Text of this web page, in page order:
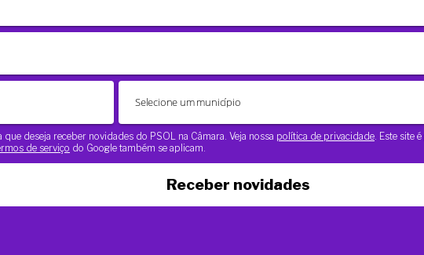
que deseja receber novidades do PSOL na Câmara. Veja nossa política de privacidade . Este site
de serviço do Google também se aplicam.
Receber novidades